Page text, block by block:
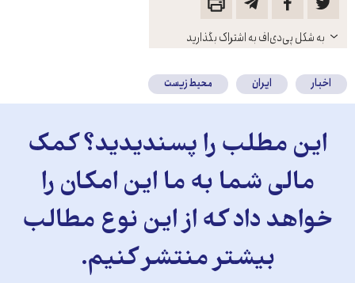
باز
کنید
به شکل پی‌دی‌اف به اشتراک بگذارید
اخبار ایران محیط زیست
این مطلب را پسندیدید؟ کمک
مالی شما به ما این امکان را
خواهد داد که از این نوع مطالب
بیشتر منتشر کنیم.